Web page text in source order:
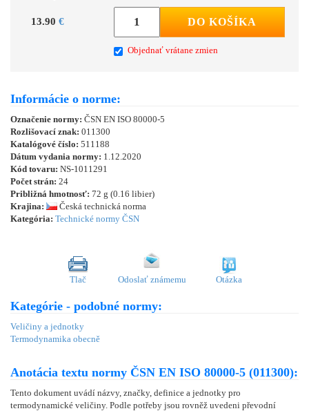
13.90 € DO KOŠÍKA
Objednať vrátane zmien
Informácie o norme:
Označenie normy: ČSN EN ISO 80000-5
Rozlišovací znak: 011300
Katalógové číslo: 511188
Dátum vydania normy: 1.12.2020
Kód tovaru: NS-1011291
Počet strán: 24
Približná hmotnosť: 72 g (0.16 libier)
Krajina:
Česká technická norma
Kategória: Technické normy ČSN
Tlač Odoslať známemu Otázka
Kategórie - podobné normy:
Veličiny a jednotky
Termodynamika obecně
Anotácia textu normy ČSN EN ISO 80000-5 (011300):
Tento dokument uvádí názvy, značky, definice a jednotky pro
termodynamické veličiny. Podle potřeby jsou rovněž uvedeni převodní